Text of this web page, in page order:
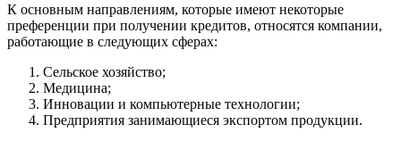
К основным направлениям, которые имеют некоторые
преференции при получении кредитов, относятся компании,
работающие в следующих сферах:
Сельское хозяйство;
Медицина;
Инновации и компьютерные технологии;
Предприятия занимающиеся экспортом продукции.